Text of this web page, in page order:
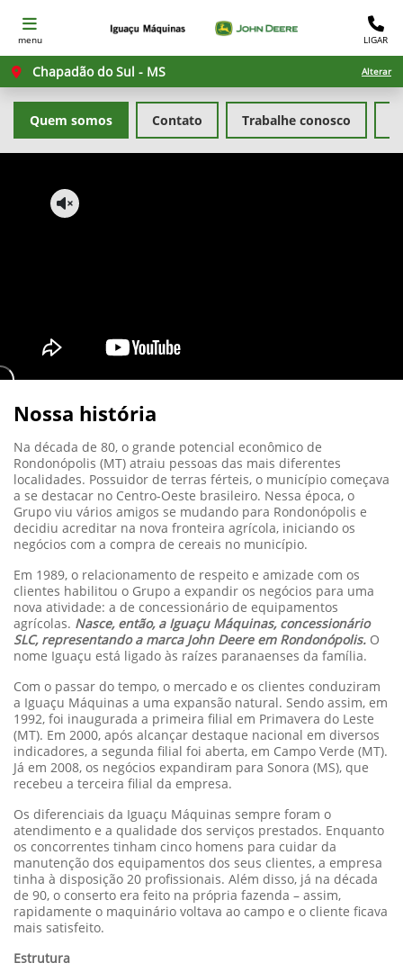
menu LIGAR
Chapadão do Sul - MS Alterar
Quem somos Contato Trabalhe conosco
Nossa história
Na década de 80, o grande potencial econômico de
Rondonópolis (MT) atraiu pessoas das mais diferentes
localidades. Possuidor de terras férteis, o município começava
a se destacar no Centro-Oeste brasileiro. Nessa época, o
Grupo viu vários amigos se mudando para Rondonópolis e
decidiu acreditar na nova fronteira agrícola, iniciando os
negócios com a compra de cereais no município.
Em 1989, o relacionamento de respeito e amizade com os
clientes habilitou o Grupo a expandir os negócios para uma
nova atividade: a de concessionário de equipamentos
agrícolas. Nasce, então, a Iguaçu Máquinas, concessionário
SLC, representando a marca John Deere em Rondonópolis. O
nome Iguaçu está ligado às raízes paranaenses da família.
Com o passar do tempo, o mercado e os clientes conduziram
a Iguaçu Máquinas a uma expansão natural. Sendo assim, em
1992, foi inaugurada a primeira filial em Primavera do Leste
(MT). Em 2000, após alcançar destaque nacional em diversos
indicadores, a segunda filial foi aberta, em Campo Verde (MT).
Já em 2008, os negócios expandiram para Sonora (MS), que
recebeu a terceira filial da empresa.
Os diferenciais da Iguaçu Máquinas sempre foram o
atendimento e a qualidade dos serviços prestados. Enquanto
os concorrentes tinham cinco homens para cuidar da
manutenção dos equipamentos dos seus clientes, a empresa
tinha à disposição 20 profissionais. Além disso, já na década
de 90, o conserto era feito na própria fazenda – assim,
rapidamente o maquinário voltava ao campo e o cliente ficava
mais satisfeito.
Estrutura